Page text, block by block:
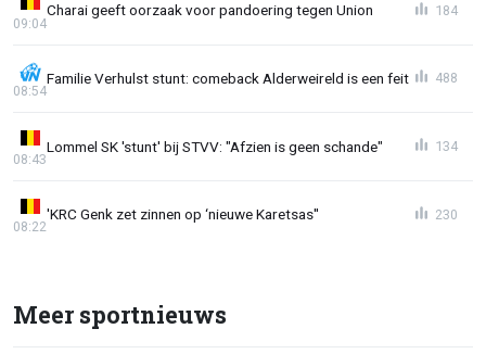
Charai geeft oorzaak voor pandoering tegen Union
09:04
184
Familie Verhulst stunt: comeback Alderweireld is een feit
08:54
488
Lommel SK 'stunt' bij STVV: "Afzien is geen schande"
08:43
134
'KRC Genk zet zinnen op ‘nieuwe Karetsas''
08:22
230
Meer sportnieuws